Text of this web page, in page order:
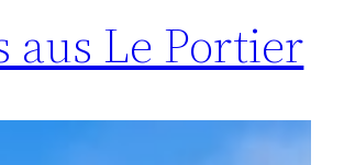
aus Le Portier